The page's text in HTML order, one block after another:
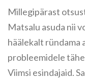
Millegipärast
Matsalu asuda nii
häälekalt
probleemidele
Viimsi esindajaid.